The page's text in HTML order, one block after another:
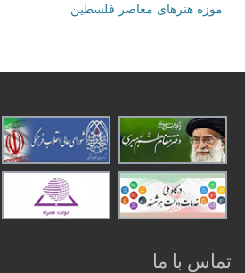
موزه هنرهای‌ معاصر فلسطین
تماس با ما